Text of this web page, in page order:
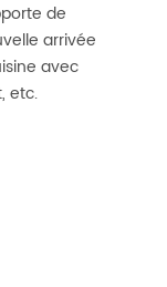
de
arrivée
avec
etc.